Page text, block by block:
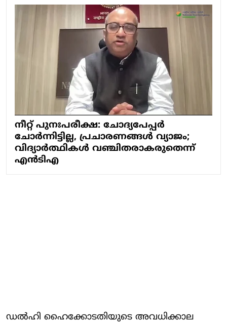
നീറ്റ് പുനഃപരീക്ഷ: ചോദ്യപേപ്പര്‍
ചോര്‍ന്നിട്ടില്ല, പ്രചാരണങ്ങള്‍ വ്യാജം;
വിദ്യാര്‍ത്ഥികള്‍ വഞ്ചിതരാകരുതെന്ന്
എന്‍ടിഎ
ഡല്‍ഹി ഹൈക്കോടതിയുടെ അവധിക്കാല